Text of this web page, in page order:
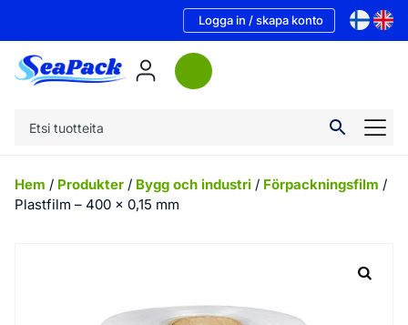
Logga in / skapa konto
Hem / Produkter / Bygg och industri / Förpackningsfilm /
Plastfilm – 400 x 0,15 mm